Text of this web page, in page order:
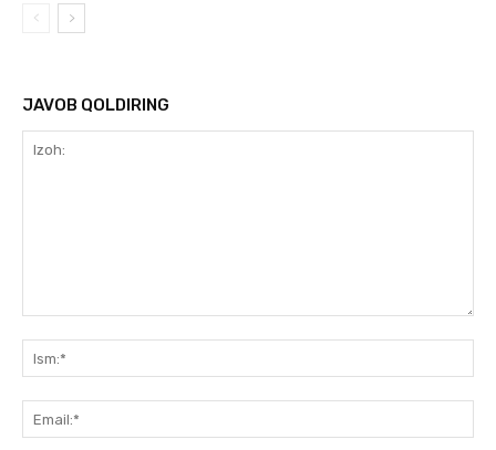
JAVOB QOLDIRING